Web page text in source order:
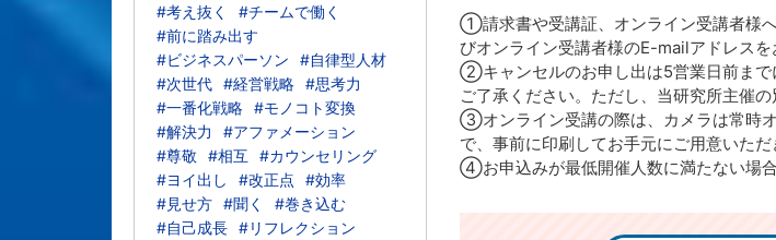
①請求書や受講証、オンライン受講者様
びオンライン受講者様のE-mailアドレスを
②キャンセルのお申し出は5営業日前まで
ご了承ください。ただし、当研究所主催
③オンライン受講の際は、カメラは常時
で、事前に印刷してお手元にご用意いただ
④お申込みが最低開催人数に満たない場
#考え抜く
#チームで働く
#前に踏み出す
#ビジネスパーソン
#自律型人材
#次世代 #経営戦略 #思考力
#一番化戦略 #モノコト変換
#解決力
#アファメーション
#尊敬
#相互
#カウンセリング
#ヨイ出し
#改正点
#効率
#見せ方 #聞く
#巻き込む
#自己成長 #リフレクション